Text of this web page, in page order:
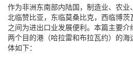
作为非洲东南部内陆国，制造业、农业
北临赞比亚，东临莫桑比克，西临博
之间为进出口业发展便利。本篇主要
两个目的港（哈拉雷和布拉瓦约）的
体如下：